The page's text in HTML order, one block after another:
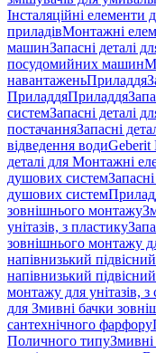
Інсталяційні елементи
приладівМонтажні
машинЗапасні деталі
посудомийних машин
навантаженьПриладдя
ПриладдяПриладдя
системЗапасні деталі
постачанняЗапасні
відведення води
деталі для Монтажні
душових систем
душових систем
зовнішнього монтажу
унітазів, з пластику
зовнішнього монтажу
напівнизький
напівнизький
монтажу для унітазів,
для Змивні бачки
сантехнічного фарфору
Поличного типуЗмивні